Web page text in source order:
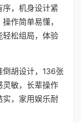
，机身设计紧
作简单易懂，
轻松组局，体验
倒胡设计，136张
灵敏，长辈操作
实，家用娱乐耐